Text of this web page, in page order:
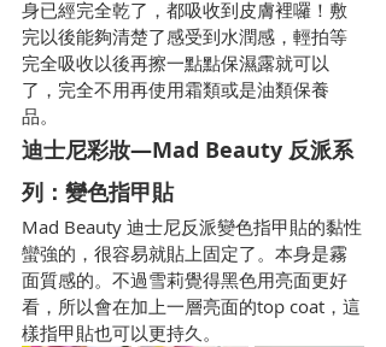
身已經完全乾了，都吸收到皮膚裡囉！敷
完以後能夠清楚了感受到水潤感，輕拍等
完全吸收以後再擦一點點保濕露就可以
了，完全不用再使用霜類或是油類保養
品。
迪士尼彩妝—Mad Beauty 反派系
列：變色指甲貼
Mad Beauty 迪士尼反派變色指甲貼的黏性
蠻強的，很容易就貼上固定了。本身是霧
面質感的。不過雪莉覺得黑色用亮面更好
看，所以會在加上一層亮面的top coat，這
樣指甲貼也可以更持久。